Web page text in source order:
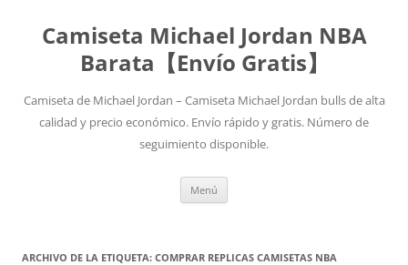
Camiseta Michael Jordan NBA
Barata【Envío Gratis】
Camiseta de Michael Jordan – Camiseta Michael Jordan bulls de alta
calidad y precio económico. Envío rápido y gratis. Número de
seguimiento disponible.
Menú
ARCHIVO DE LA ETIQUETA: COMPRAR REPLICAS CAMISETAS NBA